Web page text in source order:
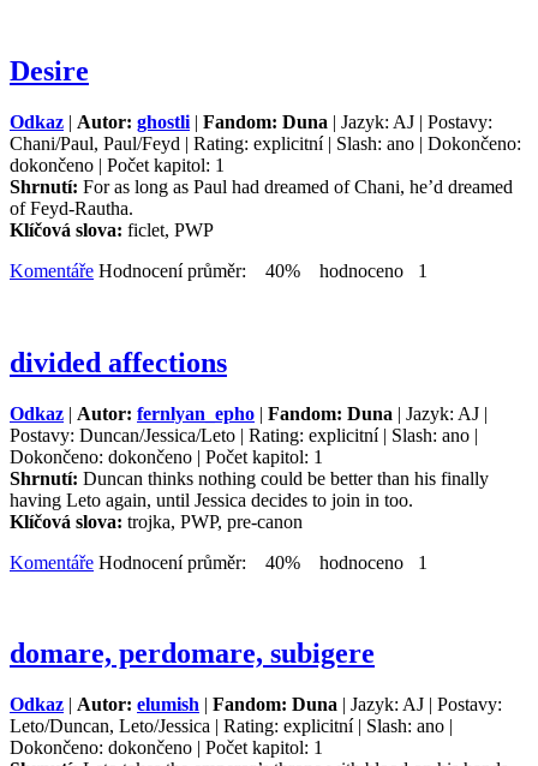
Desire
Odkaz | Autor: ghostli | Fandom: Duna | Jazyk: AJ | Postavy:
Chani/Paul, Paul/Feyd | Rating: explicitní | Slash: ano | Dokončeno:
dokončeno | Počet kapitol: 1
Shrnutí: For as long as Paul had dreamed of Chani, he’d dreamed
of Feyd-Rautha.
Klíčová slova: ficlet, PWP
Komentáře Hodnocení průměr: 40% hodnoceno 1
divided affections
Odkaz | Autor: fernlyan_epho | Fandom: Duna | Jazyk: AJ |
Postavy: Duncan/Jessica/Leto | Rating: explicitní | Slash: ano |
Dokončeno: dokončeno | Počet kapitol: 1
Shrnutí: Duncan thinks nothing could be better than his finally
having Leto again, until Jessica decides to join in too.
Klíčová slova: trojka, PWP, pre-canon
Komentáře Hodnocení průměr: 40% hodnoceno 1
domare, perdomare, subigere
Odkaz | Autor: elumish | Fandom: Duna | Jazyk: AJ | Postavy:
Leto/Duncan, Leto/Jessica | Rating: explicitní | Slash: ano |
Dokončeno: dokončeno | Počet kapitol: 1